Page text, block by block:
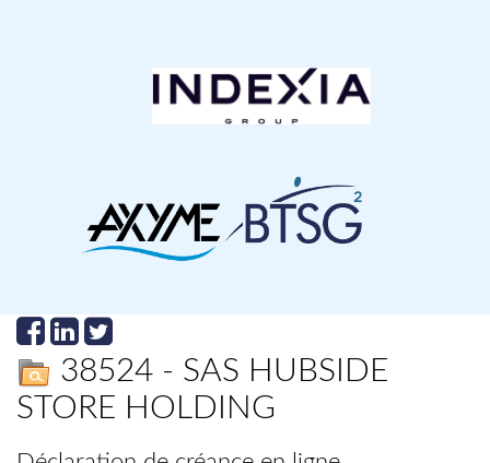
38524 - SAS HUBSIDE
STORE HOLDING